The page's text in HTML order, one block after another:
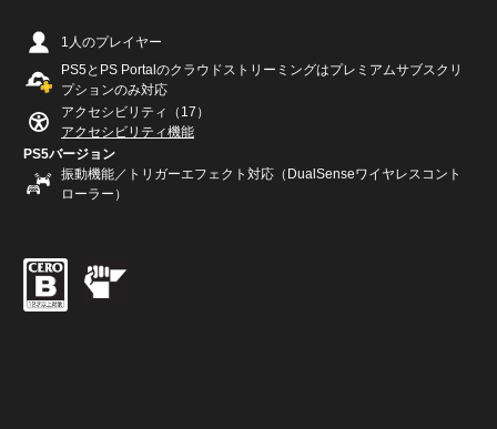
1人のプレイヤー
PS5とPS Portalのクラウドストリーミングはプレミアムサブスクリ
プションのみ対応
アクセシビリティ（17）
アクセシビリティ機能
PS5バージョン
振動機能／トリガーエフェクト対応（DualSenseワイヤレスコント
ローラー）